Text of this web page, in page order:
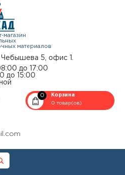
магазин
материалов
5, офис 1.
до 17:00
до 15:00
0
Корзина
0 товар(ов)